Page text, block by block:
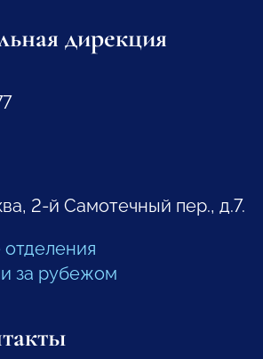
дирекция
2-й Самотечный пер., д.7.
за рубежом